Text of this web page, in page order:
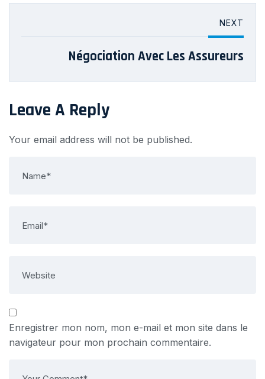
NEXT
Négociation Avec Les Assureurs
Leave A Reply
Your email address will not be published.
Enregistrer mon nom, mon e-mail et mon site dans le
navigateur pour mon prochain commentaire.